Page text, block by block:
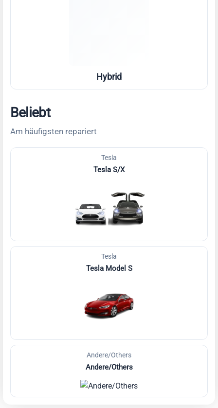
Hybrid
Beliebt
Am häufigsten repariert
Tesla
Tesla S/X
Tesla
Tesla Model S
Andere/Others
Andere/Others